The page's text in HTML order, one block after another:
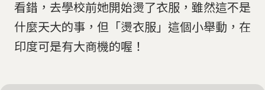
看錯，去學校前她開始燙了衣服，雖然這不是
什麼天大的事，但「燙衣服」這個小舉動，在
印度可是有大商機的喔！